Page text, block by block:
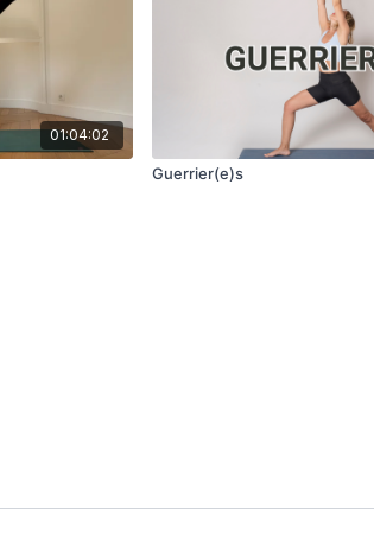
01:04:02
Guerrier(e)s